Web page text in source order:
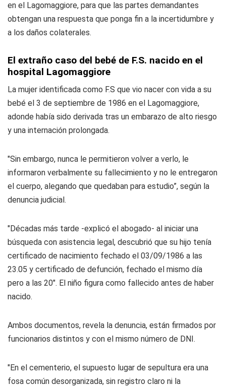
en el Lagomaggiore, para que las partes demandantes
obtengan una respuesta que ponga fin a la incertidumbre y
a los daños colaterales.
El extraño caso del bebé de F.S. nacido en el
hospital Lagomaggiore
La mujer identificada como F.S que vio nacer con vida a su
bebé el 3 de septiembre de 1986 en el Lagomaggiore,
adonde había sido derivada tras un embarazo de alto riesgo
y una internación prolongada.
"Sin embargo, nunca le permitieron volver a verlo, le
informaron verbalmente su fallecimiento y no le entregaron
el cuerpo, alegando que quedaban para estudio”, según la
denuncia judicial.
"Décadas más tarde -explicó el abogado- al iniciar una
búsqueda con asistencia legal, descubrió que su hijo tenía
certificado de nacimiento fechado el 03/09/1986 a las
23.05 y certificado de defunción, fechado el mismo día
pero a las 20". El niño figura como fallecido antes de haber
nacido.
Ambos documentos, revela la denuncia, están firmados por
funcionarios distintos y con el mismo número de DNI.
"En el cementerio, el supuesto lugar de sepultura era una
fosa común desorganizada, sin registro claro ni la